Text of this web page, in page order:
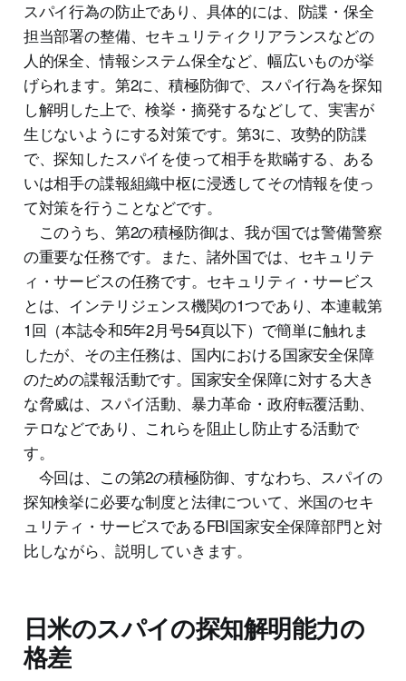
スパイ行為の防止であり、具体的には、防諜・保全
担当部署の整備、セキュリティクリアランスなどの
人的保全、情報システム保全など、幅広いものが挙
げられます。第2に、積極防御で、スパイ行為を探知
し解明した上で、検挙・摘発するなどして、実害が
生じないようにする対策です。第3に、攻勢的防諜
で、探知したスパイを使って相手を欺瞞する、ある
いは相手の諜報組織中枢に浸透してその情報を使っ
て対策を行うことなどです。
このうち、第2の積極防御は、我が国では警備警察
の重要な任務です。また、諸外国では、セキュリテ
ィ・サービスの任務です。セキュリティ・サービス
とは、インテリジェンス機関の1つであり、本連載第
1回（本誌令和5年2月号54頁以下）で簡単に触れま
したが、その主任務は、国内における国家安全保障
のための諜報活動です。国家安全保障に対する大き
な脅威は、スパイ活動、暴力革命・政府転覆活動、
テロなどであり、これらを阻止し防止する活動で
す。
今回は、この第2の積極防御、すなわち、スパイの
探知検挙に必要な制度と法律について、米国のセキ
ュリティ・サービスであるFBI国家安全保障部門と対
比しながら、説明していきます。
日米のスパイの探知解明能力の
格差